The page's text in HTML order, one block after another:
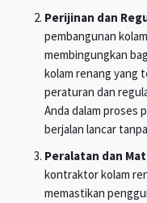
Perijinan dan
pembangunan
membingungkan
kolam renang yang
peraturan dan
Anda dalam proses
berjalan lancar
Peralatan dan
kontraktor kolam
memastikan